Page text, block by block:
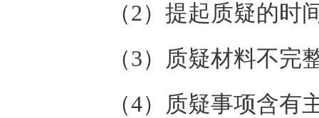
（2）提起质疑的时
（3）质疑材料不完
（4）质疑事项含